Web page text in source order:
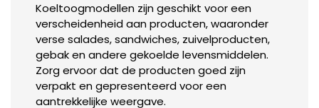
uw koelkast thuis, die u ook weleens hoort zoemen als die
aan het koelen is.
- De koelunit geeft warmte af. ’s Winters is dat geen
probleem: dan is het een soort extra verwarming. Maar in
de lente- en zomermaanden is die warmte misschien
minder welkom.
Koeltoogmodellen zijn geschikt voor een
verscheidenheid aan producten, waaronder
verse salades, sandwiches, zuivelproducten,
gebak en andere gekoelde levensmiddelen.
Zorg ervoor dat de producten goed zijn
verpakt en gepresenteerd voor een
aantrekkelijke weergave.